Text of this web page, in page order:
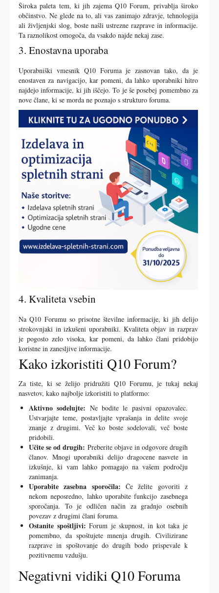
Široka paleta tem, ki jih zajema Q10 Forum, privablja široko
občinstvo. Ne glede na to, ali vas zanimajo zdravje, tehnologija
ali življenjski slog, boste našli ustrezne razprave in informacije.
Ta raznolikost omogoča, da vsakdo najde nekaj zase.
3. Enostavna uporaba
Uporabniški vmesnik Q10 Foruma je zasnovan tako, da je
enostaven za navigacijo, kar pomeni, da lahko uporabniki hitro
najdejo informacije, ki jih iščejo. To je še posebej pomembno za
nove člane, ki se morda ne poznajo s strukturo foruma.
4. Kvaliteta vsebin
Na Q10 Forumu so prisotne številne informacije, ki jih delijo
strokovnjaki in izkušeni uporabniki. Kvaliteta objav in razprav
je pogosto zelo visoka, kar pomeni, da lahko člani pridobijo
koristne in zanesljive informacije.
Kako izkoristiti Q10 Forum?
Za tiste, ki se želijo pridružiti Q10 Forumu, je tukaj nekaj
nasvetov, kako najbolje izkoristiti to platformo:
Aktivno sodelujte: Ne bodite le pasivni opazovalec.
Ustvarjajte teme, postavljajte vprašanja in delite svoje
znanje z drugimi. Več ko boste sodelovali, več boste
pridobili.
Učite se od drugih: Preberite objave in odgovore drugih
članov. Mnogi uporabniki delijo dragocene nasvete in
izkušnje, ki vam lahko pomagajo na vašem področju
zanimanja.
Uporabite zasebna sporočila: Če želite govoriti z
nekom neposredno, lahko uporabite funkcijo zasebnega
sporočanja. To je odličen način za gradnjo osebnih
povezav z drugimi člani foruma.
Ostanite spoštljivi: Forum je skupnost, in kot taka je
pomembno, da spoštujete mnenja drugih. Civilizirane
razprave in spoštovanje do drugih bodo prispevale k
pozitivnemu vzdušju.
Negativni vidiki Q10 Foruma